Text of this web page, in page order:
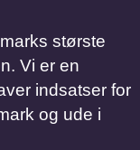
største
Vi er en
indsatser for
og ude i